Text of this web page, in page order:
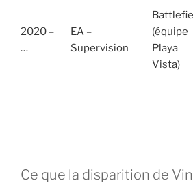
2020 –
…
EA –
Supervision
(équipe
Playa
Vista)
Ce que la disparition de